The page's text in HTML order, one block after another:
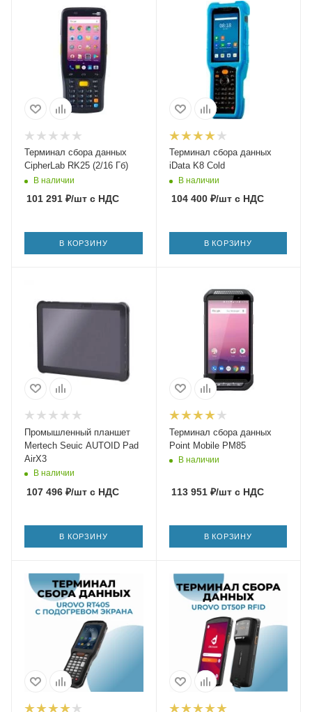
Терминал сбора данных
CipherLab RK25 (2/16 Гб)
В наличии
101 291 ₽/шт с НДС
В КОРЗИНУ
Терминал сбора данных
iData K8 Cold
В наличии
104 400₽/штс НДС
В КОРЗИНУ
Промышленный планшет
Mertech Seuic AUTOID Pad
AirX3
В наличии
107 496 ₽/шт с НДС
В КОРЗИНУ
Терминал сбора данных
Point Mobile PM85
В наличии
113 951₽/штс НДС
В КОРЗИНУ